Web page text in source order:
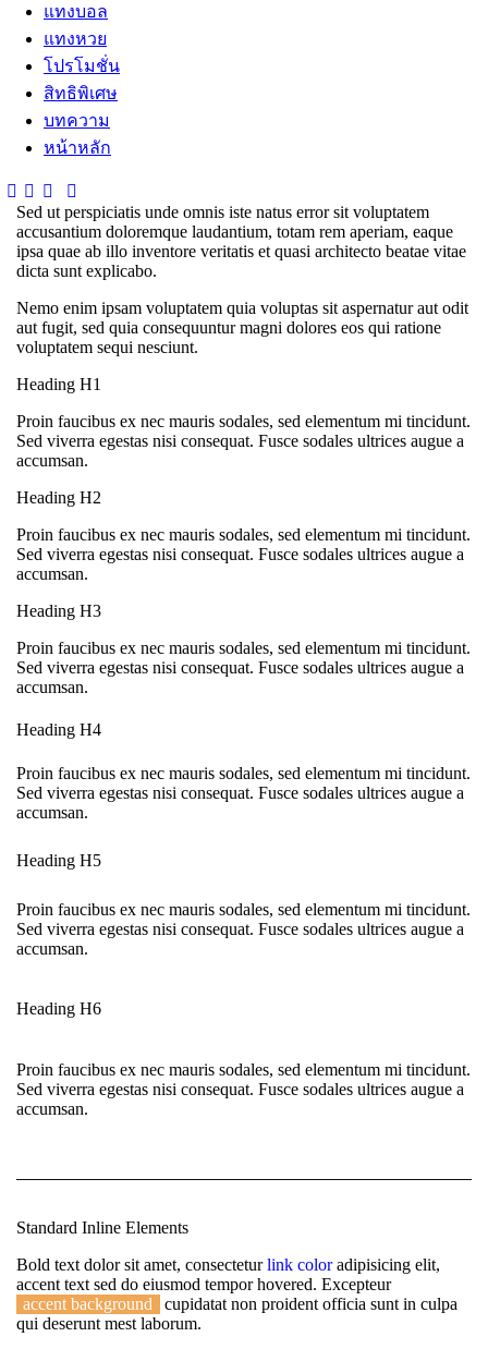
แทงบอล
แทงหวย
โปรโมชั่น
สิทธิพิเศษ
บทความ
หน้าหลัก
Sed ut perspiciatis unde omnis iste natus error sit voluptatem
accusantium doloremque laudantium, totam rem aperiam, eaque
ipsa quae ab illo inventore veritatis et quasi architecto beatae vitae
dicta sunt explicabo.
Nemo enim ipsam voluptatem quia voluptas sit aspernatur aut odit
aut fugit, sed quia consequuntur magni dolores eos qui ratione
voluptatem sequi nesciunt.
Heading H1
Proin faucibus ex nec mauris sodales, sed elementum mi tincidunt.
Sed viverra egestas nisi consequat. Fusce sodales ultrices augue a
accumsan.
Heading H2
Proin faucibus ex nec mauris sodales, sed elementum mi tincidunt.
Sed viverra egestas nisi consequat. Fusce sodales ultrices augue a
accumsan.
Heading H3
Proin faucibus ex nec mauris sodales, sed elementum mi tincidunt.
Sed viverra egestas nisi consequat. Fusce sodales ultrices augue a
accumsan.
Heading H4
Proin faucibus ex nec mauris sodales, sed elementum mi tincidunt.
Sed viverra egestas nisi consequat. Fusce sodales ultrices augue a
accumsan.
Heading H5
Proin faucibus ex nec mauris sodales, sed elementum mi tincidunt.
Sed viverra egestas nisi consequat. Fusce sodales ultrices augue a
accumsan.
Heading H6
Proin faucibus ex nec mauris sodales, sed elementum mi tincidunt.
Sed viverra egestas nisi consequat. Fusce sodales ultrices augue a
accumsan.
Standard Inline Elements
Bold text dolor sit amet, consecteturlink coloradipisicing elit,
accent text sed do eiusmod tempor hovered. Excepteur
accent background
cupidatat non proident officia sunt in culpa
qui deserunt mest laborum.